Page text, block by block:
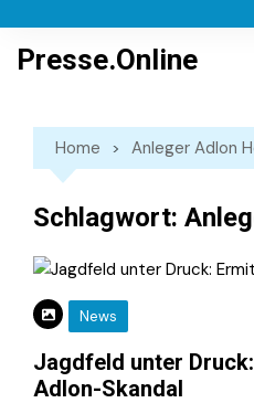
content
Presse.Online
Home Anleger Adlon
Schlagwort:
News
Jagdfeld unter
Adlon-Skandal